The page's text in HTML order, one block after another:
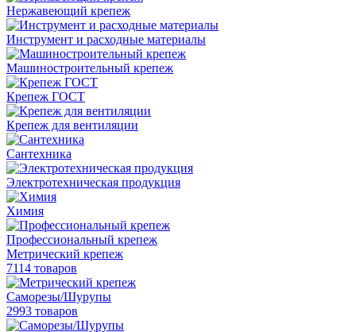
Нержавеющий крепеж
Инструмент и расходные материалы
Машиностроительный крепеж
Крепеж ГОСТ
Крепеж для вентиляции
Сантехника
Электротехническая продукция
Химия
Профессиональный крепеж
Метрический крепеж
7114 товаров
Саморезы/Шурупы
2993 товаров